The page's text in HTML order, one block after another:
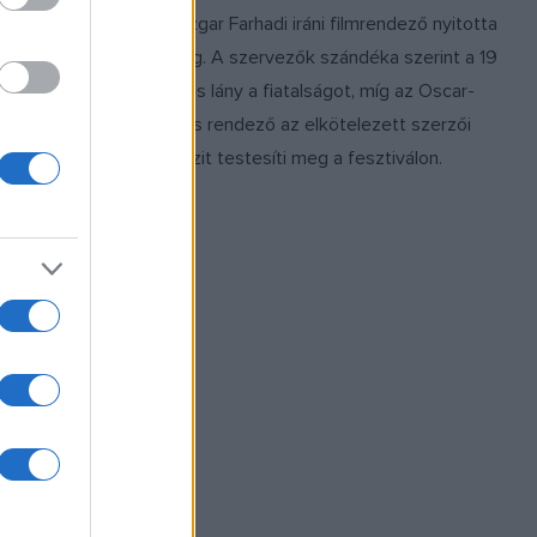
is írt a
Aszgar Farhadi iráni filmrendező nyitotta
meg. A szervezők szándéka szerint a 19
éves lány a fiatalságot, míg az Oscar-
díjas rendező az elkötelezett szerzői
mozit testesíti meg a fesztiválon.
ba?
i
című